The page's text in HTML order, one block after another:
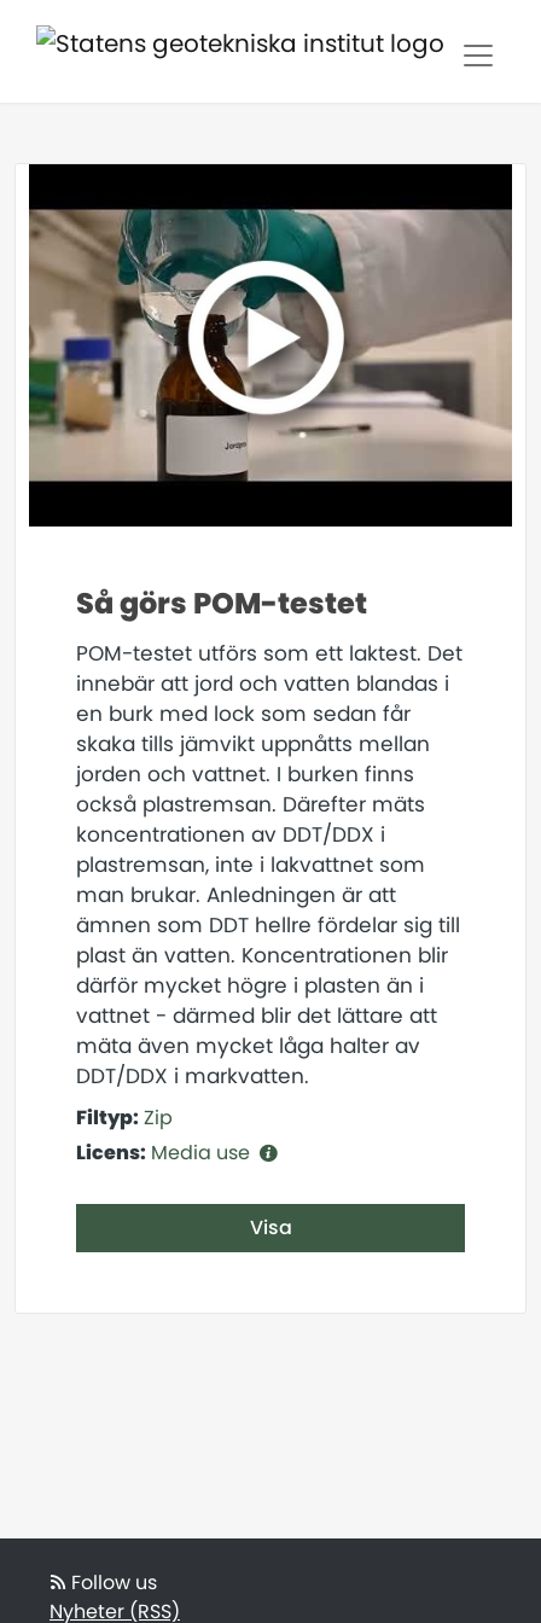
Så görs POM-testet
POM-testet utförs som ett laktest. Det
innebär att jord och vatten blandas i
en burk med lock som sedan får
skaka tills jämvikt uppnåtts mellan
jorden och vattnet. I burken finns
också plastremsan. Därefter mäts
koncentrationen av DDT/DDX i
plastremsan, inte i lakvattnet som
man brukar. Anledningen är att
ämnen som DDT hellre fördelar sig till
plast än vatten. Koncentrationen blir
därför mycket högre i plasten än i
vattnet - därmed blir det lättare att
mäta även mycket låga halter av
DDT/DDX i markvatten.
Filtyp:Zip
Licens: Media use
Visa
Follow us
Nyheter (RSS)